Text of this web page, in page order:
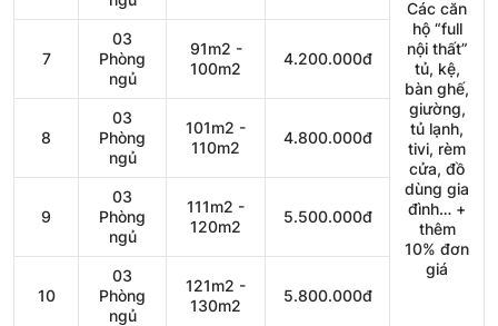
Các căn
hộ “full
nội thất”
tủ, kệ,
bàn ghế,
giường,
tủ lạnh,
tivi, rèm
cửa, đồ
dùng gia
đình… +
thêm
10% đơn
giá
7
03
Phòng
ngủ
91m2 -
100m2
4.200.000đ
8
03
Phòng
ngủ
101m2 -
110m2
4.800.000đ
9
03
Phòng
ngủ
111m2 -
120m2
5.500.000đ
10
03
Phòng
ngủ
121m2 -
130m2
5.800.000đ